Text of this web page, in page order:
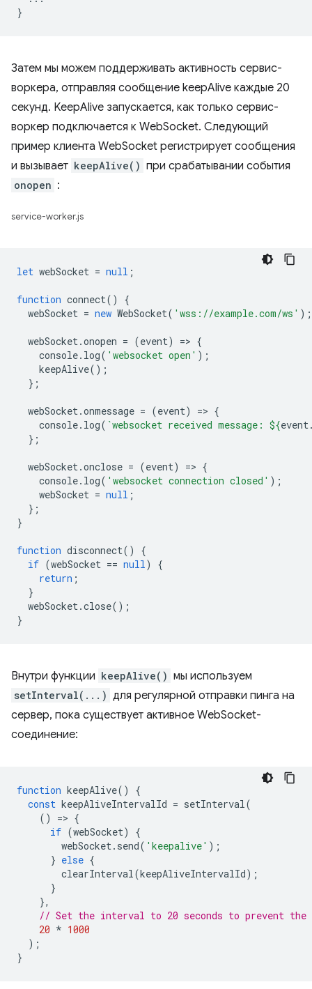
}
Затем мы можем поддерживать активность сервис-
воркера, отправляя сообщение keepAlive каждые 20
секунд. KeepAlive запускается, как только сервис-
воркер подключается к WebSocket. Следующий
пример клиента WebSocket регистрирует сообщения
и вызывает keepAlive() при срабатывании события
onopen :
service-worker.js
let webSocket = null ;
function connect()
{
webSocket = new WebSocket( 'wss://example.com/ws' );
webSocket.onopen = (event) => {
console. log( 'websocket open' );
keepAlive();
};
webSocket.onmessage = (event) => {
console. log( `websocket received message: ${event
};
webSocket.onclose = (event) => {
console. log( 'websocket connection closed' );
webSocket = null ;
};
}
function disconnect()
{
if (webSocket == null)
{
return ;
}
webSocket.close();
}
Внутри функции keepAlive() мы используем
setInterval(...) для регулярной отправки пинга на
сервер, пока существует активное WebSocket-
соединение:
function keepAlive()
{
const keepAliveIntervalId = setInterval(
()
=> {
if (webSocket)
{
webSocket. send( 'keepalive' );
} else {
clearInterval(keepAliveIntervalId);
}
},
// Set the interval to 20 seconds to prevent the
20 * 1000
);
}